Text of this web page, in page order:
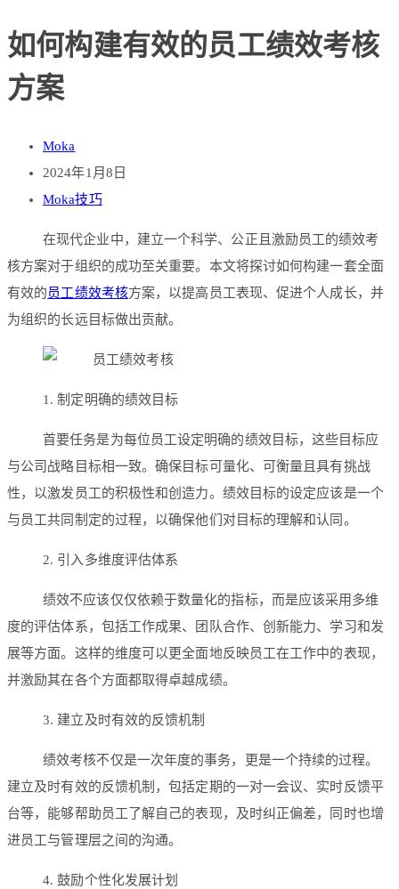
如何构建有效的员工绩效考核
方案
Moka
2024年1月8日
Moka技巧
在现代企业中，建立一个科学、公正且激励员工的绩效考
核方案对于组织的成功至关重要。本文将探讨如何构建一套全面
有效的员工绩效考核方案，以提高员工表现、促进个人成长，并
为组织的长远目标做出贡献。
1. 制定明确的绩效目标
首要任务是为每位员工设定明确的绩效目标，这些目标应
与公司战略目标相一致。确保目标可量化、可衡量且具有挑战
性，以激发员工的积极性和创造力。绩效目标的设定应该是一个
与员工共同制定的过程，以确保他们对目标的理解和认同。
2. 引入多维度评估体系
绩效不应该仅仅依赖于数量化的指标，而是应该采用多维
度的评估体系，包括工作成果、团队合作、创新能力、学习和发
展等方面。这样的维度可以更全面地反映员工在工作中的表现，
并激励其在各个方面都取得卓越成绩。
3. 建立及时有效的反馈机制
绩效考核不仅是一次年度的事务，更是一个持续的过程。
建立及时有效的反馈机制，包括定期的一对一会议、实时反馈平
台等，能够帮助员工了解自己的表现，及时纠正偏差，同时也增
进员工与管理层之间的沟通。
4. 鼓励个性化发展计划